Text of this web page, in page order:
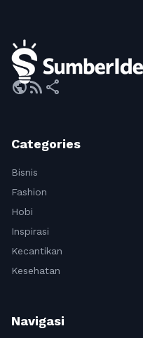
publicrss_feed share
Categories
Bisnis
Fashion
Hobi
Inspirasi
Kecantikan
Kesehatan
Navigasi